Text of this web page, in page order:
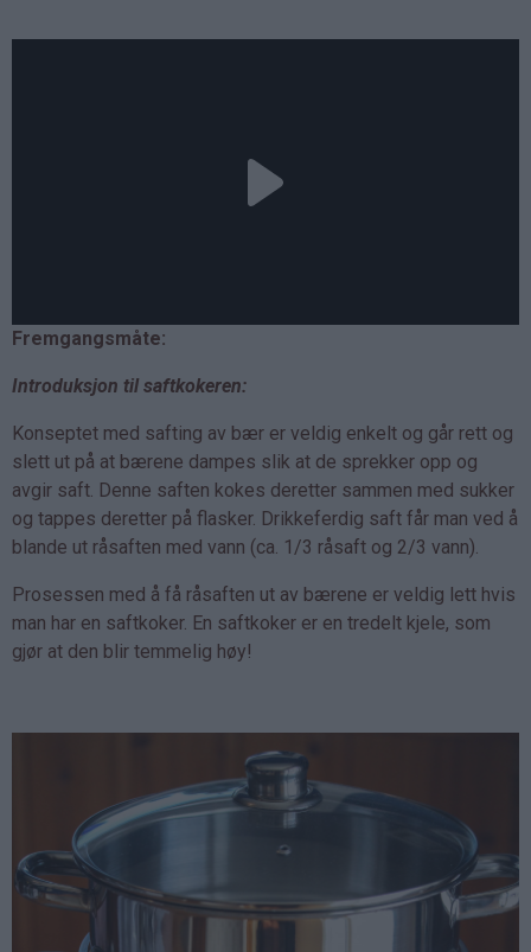
Fremgangsmåte:
Introduksjon til saftkokeren:
Konseptet med safting av bær er veldig enkelt og går rett og
slett ut på at bærene dampes slik at de sprekker opp og
avgir saft. Denne saften kokes deretter sammen med sukker
og tappes deretter på flasker. Drikkeferdig saft får man ved å
blande ut råsaften med vann (ca. 1/3 råsaft og 2/3 vann).
Prosessen med å få råsaften ut av bærene er veldig lett hvis
man har en saftkoker. En saftkoker er en tredelt kjele, som
gjør at den blir temmelig høy!